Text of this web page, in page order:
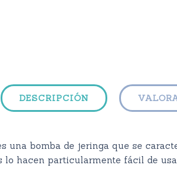
DESCRIPCIÓN
una bomba de jeringa que se
lo hacen particularmente fácil de